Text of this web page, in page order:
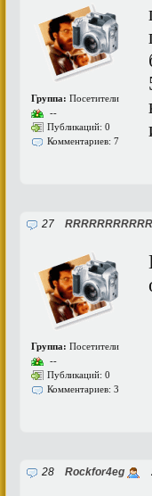
Группа: Посетители
--
Публикаций: 0
Комментариев: 7
27
Группа: Посетители
--
Публикаций: 0
Комментариев: 3
28 Rockfor4eg